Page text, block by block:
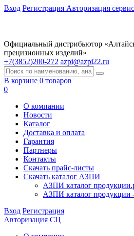
Вход Регистрация Авторизация
Официальный дистрибьютор
прецизионных изделий»
+7(3852)200-272 azpi@azpi22.ru
В корзине 0 товаров
0
О компании
Новости
Каталог
Доставка и оплата
Гарантия
Партнеры
Контакты
Скачать прайс-листы
Скачать каталог АЗПИ
АЗПИ каталог
АЗПИ каталог продукции
Вход Регистрация
Авторизация СЦ